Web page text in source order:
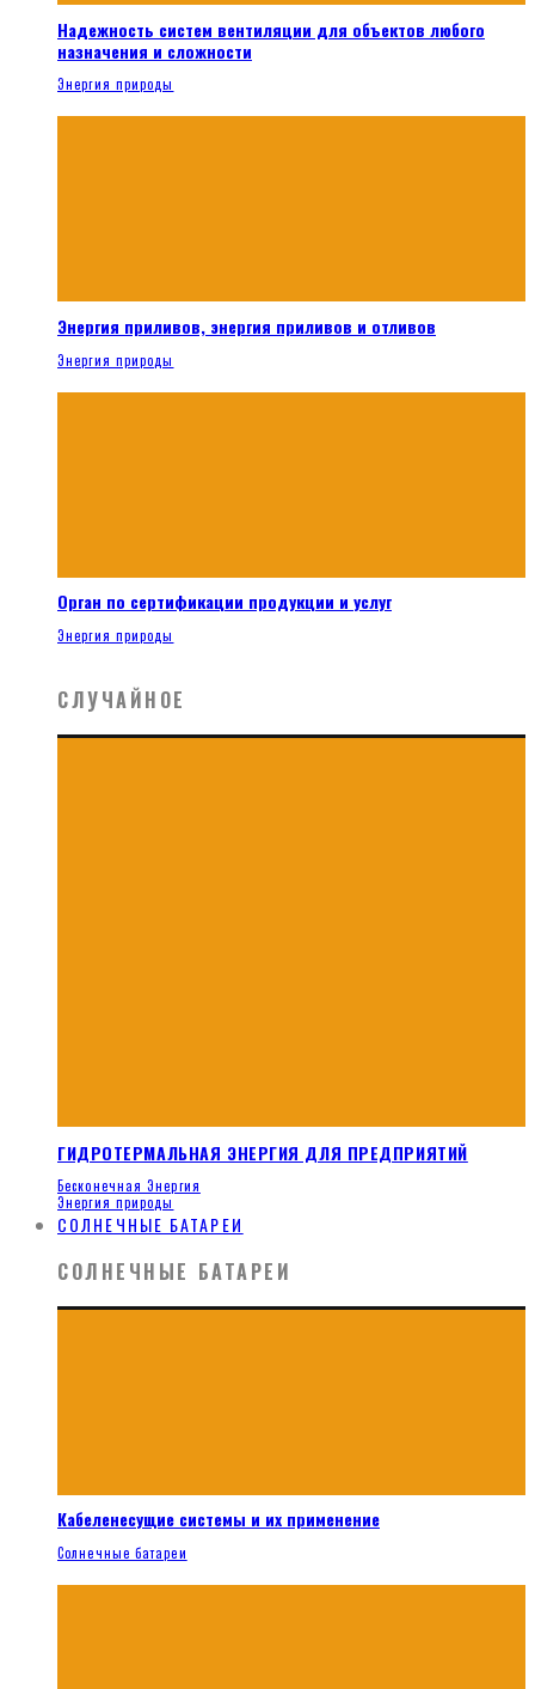
Надежность систем вентиляции для объектов любого
назначения и сложности
Энергия природы
Энергия приливов, энергия приливов и отливов
Энергия природы
Орган по сертификации продукции и услуг
Энергия природы
СЛУЧАЙНОЕ
ГИДРОТЕРМАЛЬНАЯ ЭНЕРГИЯ ДЛЯ ПРЕДПРИЯТИЙ
Бесконечная Энергия
Энергия природы
СОЛНЕЧНЫЕ БАТАРЕИ
СОЛНЕЧНЫЕ БАТАРЕИ
Кабеленесущие системы и их применение
Солнечные батареи